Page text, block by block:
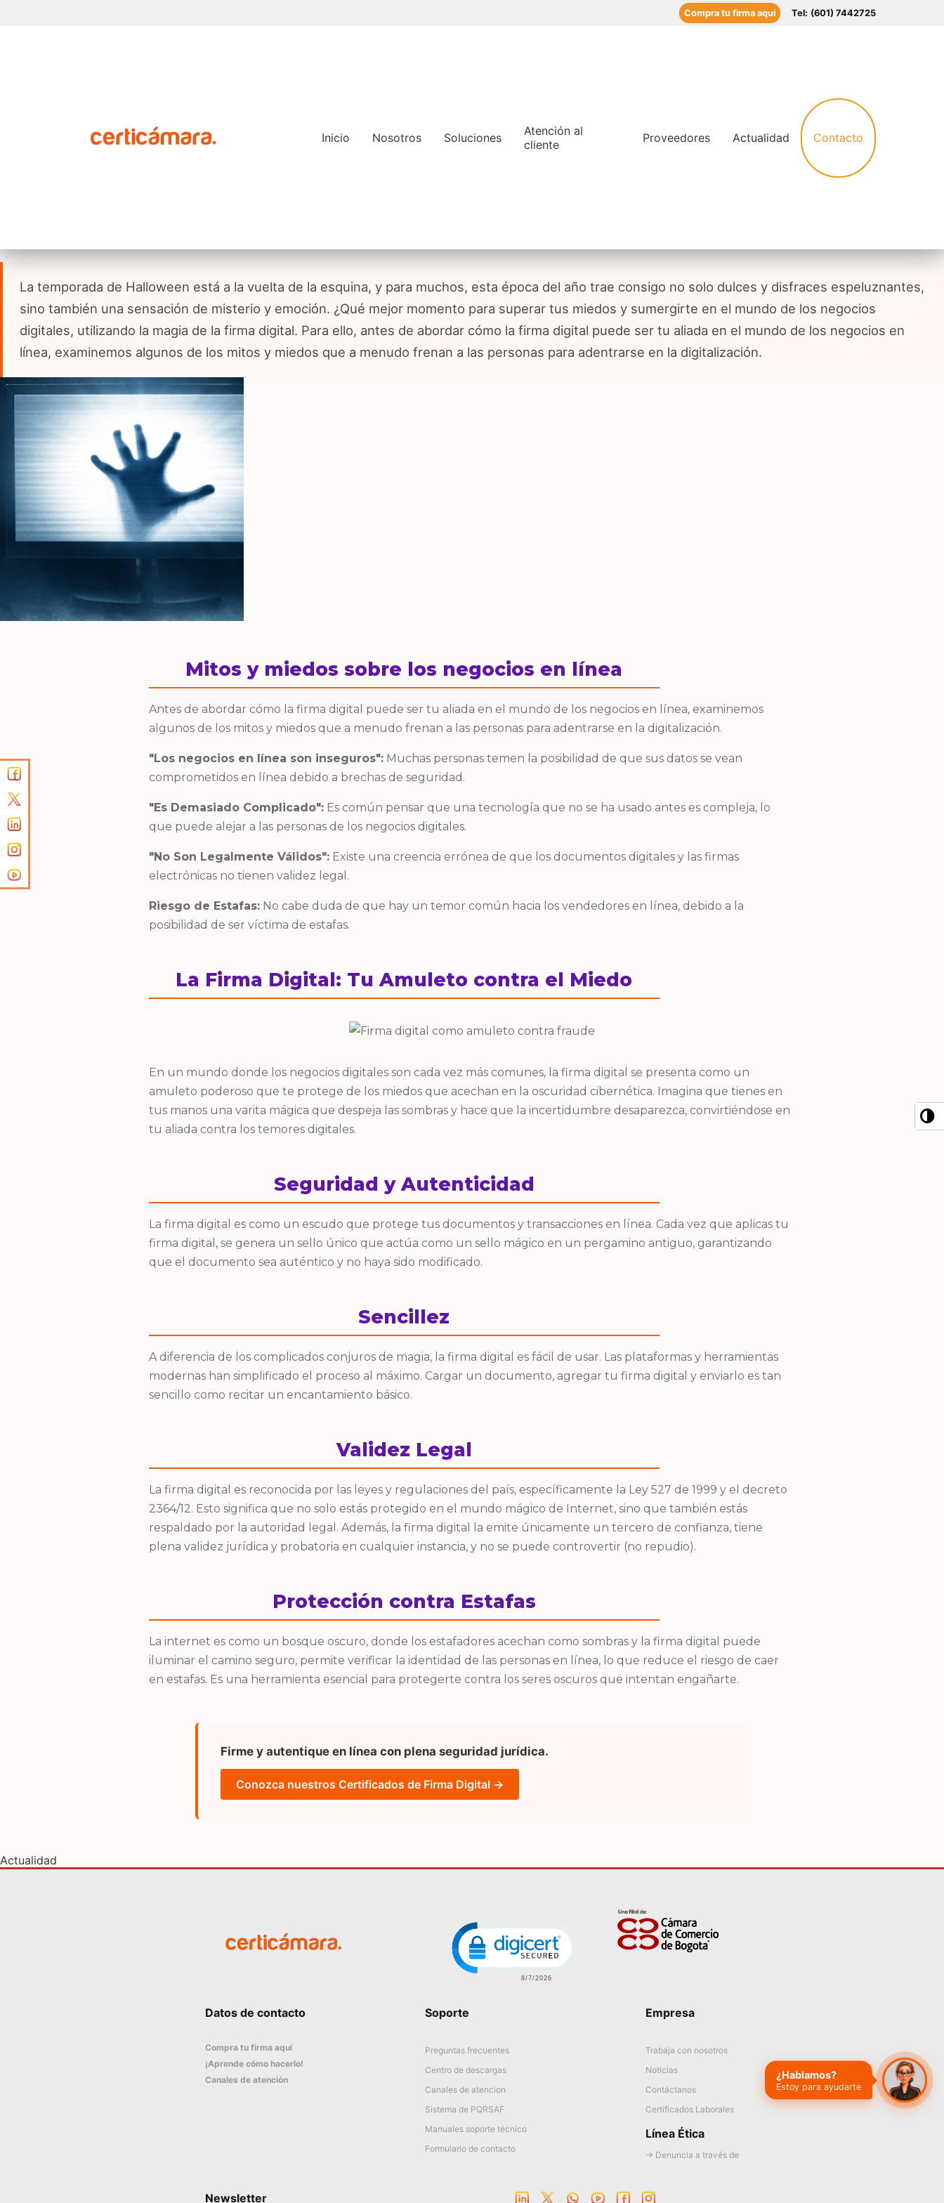
Compra tu firma aquí Tel: (601) 7442725
Inicio Nosotros Soluciones
Atención al
cliente
Proveedores Actualidad Contacto
La temporada de Halloween está a la vuelta de la esquina, y para muchos, esta época del año trae consigo no solo dulces y disfraces espeluznantes,
sino también una sensación de misterio y emoción. ¿Qué mejor momento para superar tus miedos y sumergirte en el mundo de los negocios
digitales, utilizando la magia de la firma digital. Para ello, antes de abordar cómo la firma digital puede ser tu aliada en el mundo de los negocios en
línea, examinemos algunos de los mitos y miedos que a menudo frenan a las personas para adentrarse en la digitalización.
Imagen
Mitos y miedos sobre los negocios en línea
Antes de abordar cómo la firma digital puede ser tu aliada en el mundo de los negocios en línea, examinemos
algunos de los mitos y miedos que a menudo frenan a las personas para adentrarse en la digitalización.
"Los negocios en línea son inseguros": Muchas personas temen la posibilidad de que sus datos se vean
comprometidos en línea debido a brechas de seguridad.
"Es Demasiado Complicado": Es común pensar que una tecnología que no se ha usado antes es compleja, lo
que puede alejar a las personas de los negocios digitales.
"No Son Legalmente Válidos": Existe una creencia errónea de que los documentos digitales y las firmas
electrónicas no tienen validez legal.
Riesgo de Estafas: No cabe duda de que hay un temor común hacia los vendedores en línea, debido a la
posibilidad de ser víctima de estafas.
La Firma Digital: Tu Amuleto contra el Miedo
En un mundo donde los negocios digitales son cada vez más comunes, la firma digital se presenta como un
amuleto poderoso que te protege de los miedos que acechan en la oscuridad cibernética. Imagina que tienes en
tus manos una varita mágica que despeja las sombras y hace que la incertidumbre desaparezca, convirtiéndose en
tu aliada contra los temores digitales.
Seguridad y Autenticidad
La firma digital es como un escudo que protege tus documentos y transacciones en línea. Cada vez que aplicas tu
firma digital, se genera un sello único que actúa como un sello mágico en un pergamino antiguo, garantizando
que el documento sea auténtico y no haya sido modificado.
Sencillez
A diferencia de los complicados conjuros de magia, la firma digital es fácil de usar. Las plataformas y herramientas
modernas han simplificado el proceso al máximo. Cargar un documento, agregar tu firma digital y enviarlo es tan
sencillo como recitar un encantamiento básico.
Validez Legal
La firma digital es reconocida por las leyes y regulaciones del país, específicamente la Ley 527 de 1999 y el decreto
2364/12. Esto significa que no solo estás protegido en el mundo mágico de Internet, sino que también estás
respaldado por la autoridad legal. Además, la firma digital la emite únicamente un tercero de confianza, tiene
plena validez jurídica y probatoria en cualquier instancia, y no se puede controvertir (no repudio).
Protección contra Estafas
La internet es como un bosque oscuro, donde los estafadores acechan como sombras y la firma digital puede
iluminar el camino seguro, permite verificar la identidad de las personas en línea, lo que reduce el riesgo de caer
en estafas. Es una herramienta esencial para protegerte contra los seres oscuros que intentan engañarte.
Firme y autentique en línea con plena seguridad jurídica.
Conozca nuestros Certificados de Firma Digital →
Actualidad
Click to open certificate verification popup
Imagen
Datos de contacto
Compra tu firma aquí
¡Aprende cómo hacerlo!
Canales de atención
Soporte
Preguntas frecuentes
Centro de descargas
Canales de atencion
Sistema de PQRSAF
Manuales soporte técnico
Formulario de contacto
Empresa
Trabaja con nosotros
Noticias
Contáctanos
Certificados Laborales
Línea Ética
→ Denuncia a través de
Newsletter
¿Hablamos?
Estoy para ayudarte